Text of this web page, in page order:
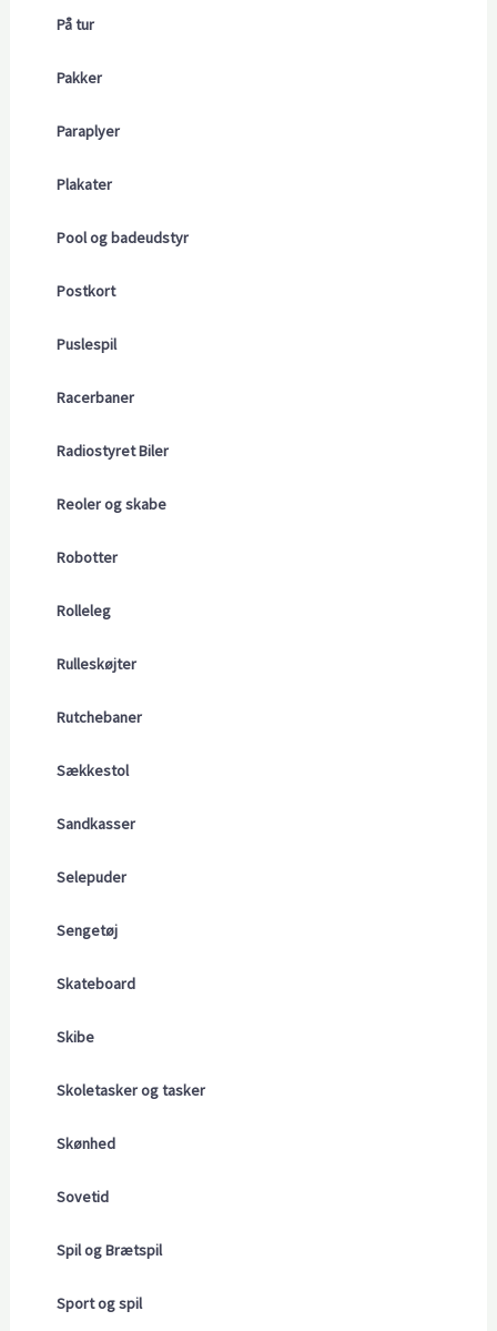
På tur
Pakker
Paraplyer
Plakater
Pool og badeudstyr
Postkort
Puslespil
Racerbaner
Radiostyret Biler
Reoler og skabe
Robotter
Rolleleg
Rulleskøjter
Rutchebaner
Sækkestol
Sandkasser
Selepuder
Sengetøj
Skateboard
Skibe
Skoletasker og tasker
Skønhed
Sovetid
Spil og Brætspil
Sport og spil